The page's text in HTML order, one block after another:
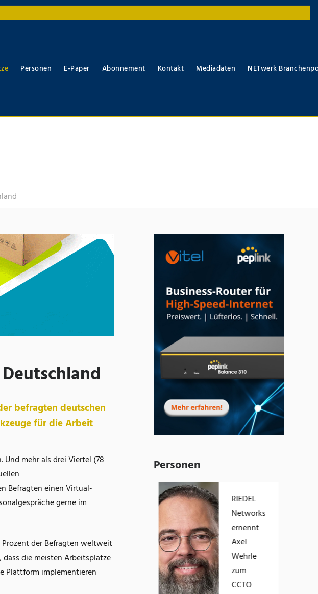
Personen E-Paper Abonnement Kontakt Mediadaten NETwerk
Personen
Geschäftsführung
von Empolis
RIEDEL
Networks
ernennt
Axel
Wehrle
zum
CCTO
befragten deutschen
für die Arbeit
mehr als drei Viertel (78
Befragten einen Virtual-
gerne im
der Befragten weltweit
die meisten Arbeitsplätze
Plattform implementieren